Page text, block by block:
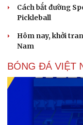
Cách bắt đường
Pickleball
Hôm nay, khởi
Nam
BÓNG ĐÁ VIỆT